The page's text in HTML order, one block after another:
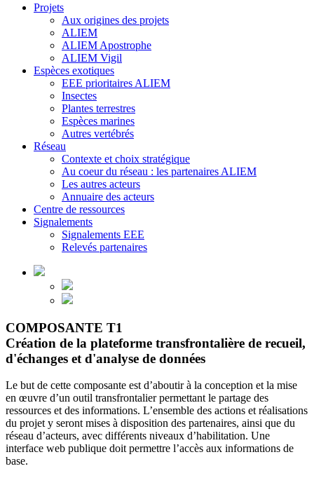
Projets
Aux origines des projets
ALIEM
ALIEM Apostrophe
ALIEM Vigil
Espèces exotiques
EEE prioritaires ALIEM
Insectes
Plantes terrestres
Espèces marines
Autres vertébrés
Réseau
Contexte et choix stratégique
Au coeur du réseau : les partenaires ALIEM
Les autres acteurs
Annuaire des acteurs
Centre de ressources
Signalements
Signalements EEE
Relevés partenaires
COMPOSANTE T1
Création de la plateforme transfrontalière de recueil,
d'échanges et d'analyse de données
Le but de cette composante est d’aboutir à la conception et la mise
en œuvre d’un outil transfrontalier permettant le partage des
ressources et des informations. L’ensemble des actions et réalisations
du projet y seront mises à disposition des partenaires, ainsi que du
réseau d’acteurs, avec différents niveaux d’habilitation. Une
interface web publique doit permettre l’accès aux informations de
base.